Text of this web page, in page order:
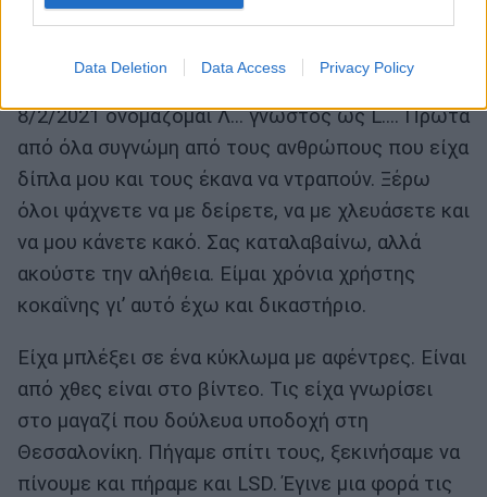
Data Deletion Data Access Privacy Policy
Το μήνυμα του ράπερ
8/2/2021 ονομάζομαι Λ… γνωστός ως L…. Πρώτα
από όλα συγνώμη από τους ανθρώπους που είχα
δίπλα μου και τους έκανα να ντραπούν. Ξέρω
όλοι ψάχνετε να με δείρετε, να με χλευάσετε και
να μου κάνετε κακό. Σας καταλαβαίνω, αλλά
ακούστε την αλήθεια. Είμαι χρόνια χρήστης
κοκαΐνης γι’ αυτό έχω και δικαστήριο.
Είχα μπλέξει σε ένα κύκλωμα με αφέντρες. Είναι
από χθες είναι στο βίντεο. Τις είχα γνωρίσει
στο μαγαζί που δούλευα υποδοχή στη
Θεσσαλονίκη. Πήγαμε σπίτι τους, ξεκινήσαμε να
πίνουμε και πήραμε και LSD. Έγινε μια φορά τις